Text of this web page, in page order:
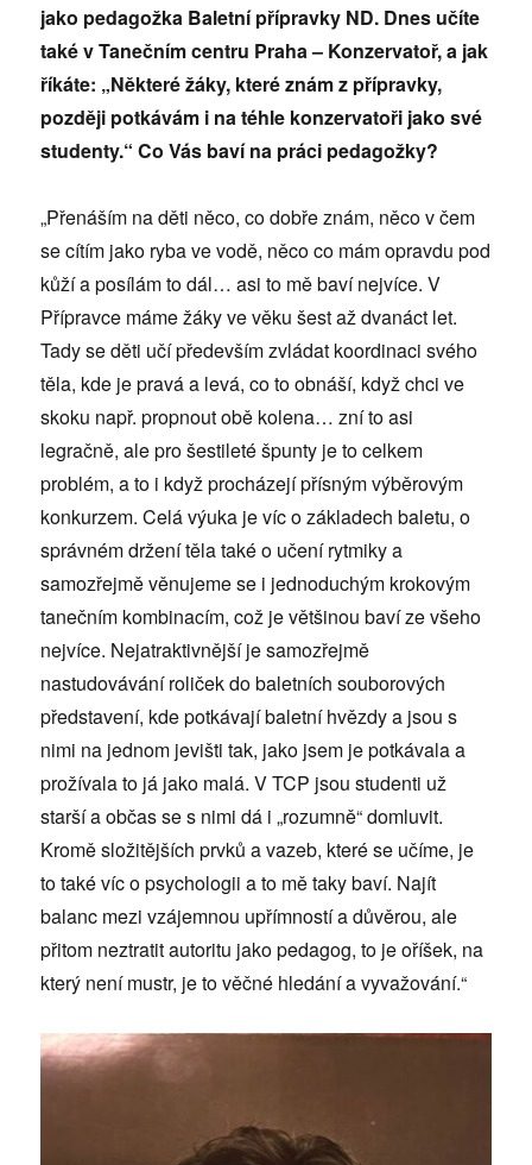
jako pedagožka Baletní přípravky ND. Dnes učíte
také v Tanečním centru Praha – Konzervatoř, a jak
říkáte: „Některé žáky, které znám z přípravky,
později potkávám i na téhle konzervatoři jako své
studenty.“ Co Vás baví na práci pedagožky?
„Přenáším na děti něco, co dobře znám, něco v čem
se cítím jako ryba ve vodě, něco co mám opravdu pod
kůží a posílám to dál… asi to mě baví nejvíce. V
Přípravce máme žáky ve věku šest až dvanáct let.
Tady se děti učí především zvládat koordinaci svého
těla, kde je pravá a levá, co to obnáší, když chci ve
skoku např. propnout obě kolena… zní to asi
legračně, ale pro šestileté špunty je to celkem
problém, a to i když procházejí přísným výběrovým
konkurzem. Celá výuka je víc o základech baletu, o
správném držení těla také o učení rytmiky a
samozřejmě věnujeme se i jednoduchým krokovým
tanečním kombinacím, což je většinou baví ze všeho
nejvíce. Nejatraktivnější je samozřejmě
nastudovávání roliček do baletních souborových
představení, kde potkávají baletní hvězdy a jsou s
nimi na jednom jevišti tak, jako jsem je potkávala a
prožívala to já jako malá. V TCP jsou studenti už
starší a občas se s nimi dá i „rozumně“ domluvit.
Kromě složitějších prvků a vazeb, které se učíme, je
to také víc o psychologii a to mě taky baví. Najít
balanc mezi vzájemnou upřímností a důvěrou, ale
přitom neztratit autoritu jako pedagog, to je oříšek, na
který není mustr, je to věčné hledání a vyvažování.“